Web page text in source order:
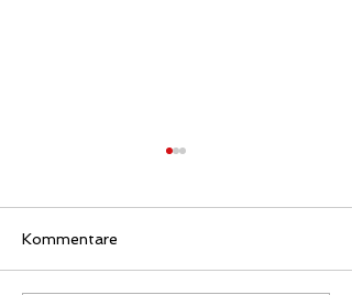
2024
Am 20.03.2024 fand die
Kommentare